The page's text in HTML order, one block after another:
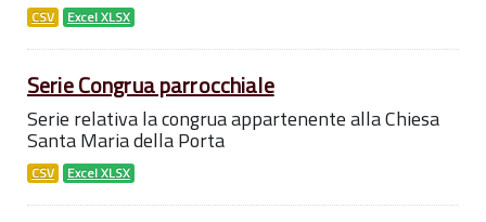
CSV Excel XLSX
Serie Congrua parrocchiale
Serie relativa la congrua appartenente alla Chiesa
Santa Maria della Porta
CSV Excel XLSX